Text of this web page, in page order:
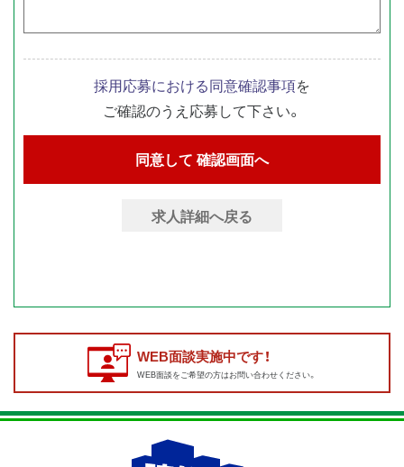
採用応募における同意確認事項を
ご確認のうえ応募して下さい。
求人詳細へ戻る
WEB面談実施中です！
WEB面談をご希望の方はお問い合わせください。